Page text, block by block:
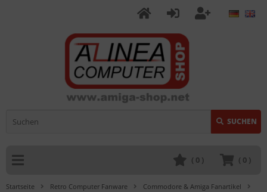
SUCHEN
( 0 )
( 0 )
Startseite Retro Computer Fanware
Commodore & Amiga Fanartikel